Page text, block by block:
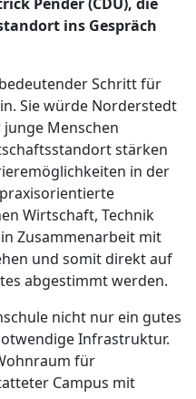
ins Gespräch
Schritt für
Sie würde Norderstedt
Menschen
stärken
in der
Wirtschaft, Technik
Zusammenarbeit mit
und somit direkt auf
abgestimmt werden.
nicht nur ein gutes
Infrastruktur.
für
Campus mit